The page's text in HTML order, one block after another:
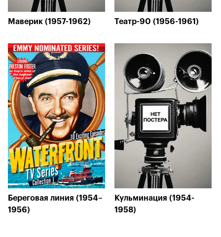
Маверик (1957-1962) Театр-90 (1956-1961)
Береговая линия (1954–
1956)
Кульминация (1954-
1958)